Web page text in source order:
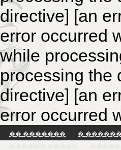
directive] [an
error occurred
while
processing the
directive] [an
error occurred
�� ������� �